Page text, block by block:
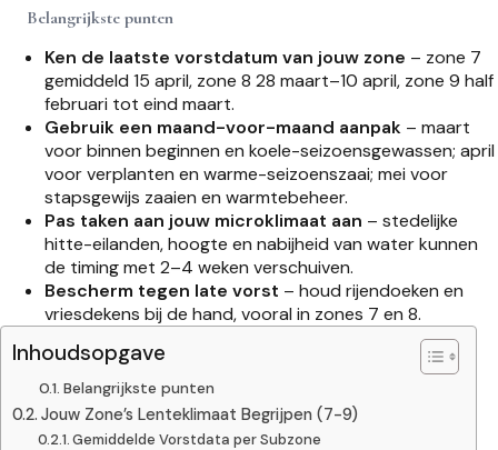
Belangrijkste punten
Ken de laatste vorstdatum van jouw zone – zone 7
gemiddeld 15 april, zone 8 28 maart–10 april, zone 9 half
februari tot eind maart.
Gebruik een maand-voor-maand aanpak – maart
voor binnen beginnen en koele-seizoensgewassen; april
voor verplanten en warme-seizoenszaai; mei voor
stapsgewijs zaaien en warmtebeheer.
Pas taken aan jouw microklimaat aan – stedelijke
hitte-eilanden, hoogte en nabijheid van water kunnen
de timing met 2–4 weken verschuiven.
Bescherm tegen late vorst – houd rijendoeken en
vriesdekens bij de hand, vooral in zones 7 en 8.
Inhoudsopgave
Belangrijkste punten
Jouw Zone’s Lenteklimaat Begrijpen (7-9)
Gemiddelde Vorstdata per Subzone